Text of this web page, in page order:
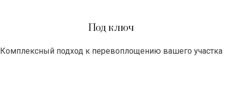
Под ключ
Комплексный подход к перевоплощению вашего участка